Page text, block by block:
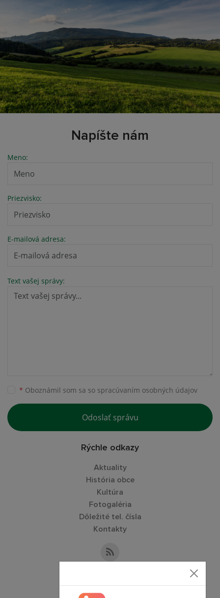
Napíšte nám
Meno:
Priezvisko:
E-mailová adresa:
Text vašej správy:
* Oboznámil som sa so spracúvaním osobných údajov
Odoslať správu
Rýchle odkazy
Aktuality
História obce
Kultúra
Fotogaléria
Dôležité tel. čísla
Kontakty